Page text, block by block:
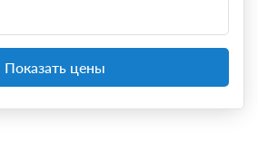
Показать цены